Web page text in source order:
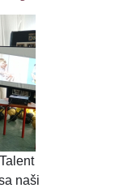
naši